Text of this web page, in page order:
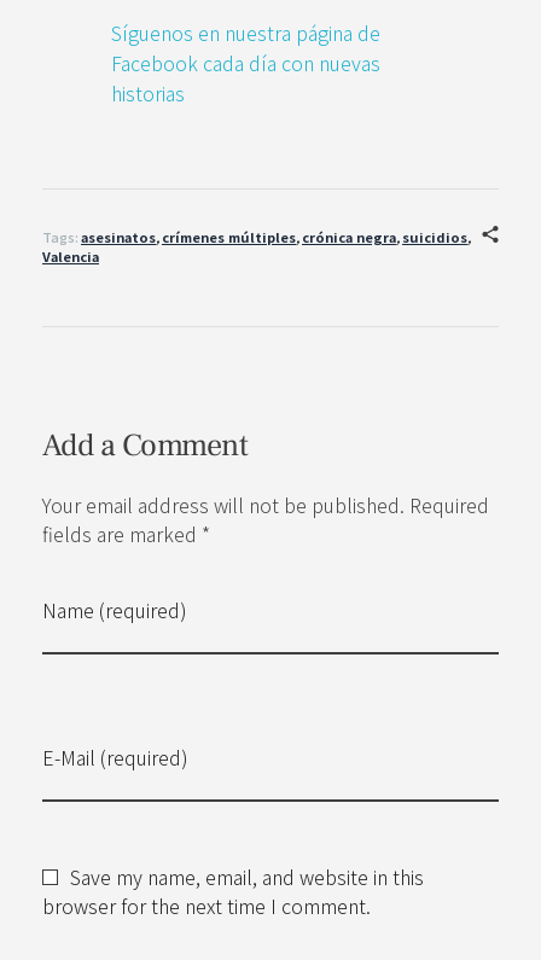
Síguenos en nuestra página de
Facebook cada día con nuevas
historias
Tags:asesinatos,crímenes múltiples,crónica negra,suicidios,
Valencia
Add a Comment
Your email address will not be published. Required
fields are marked *
Name (required)
E-Mail (required)
Save my name, email, and website in this
browser for the next time I comment.